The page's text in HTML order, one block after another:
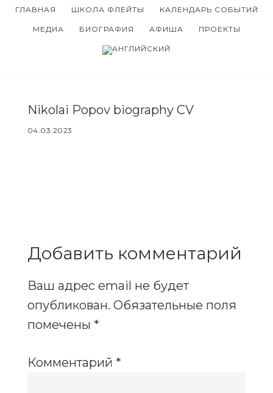
Skip
SkipГЛАВНАЯ ШКОЛА ФЛЕЙТЫ КАЛЕНДАРЬ СОБЫТИЙ
МЕДИА БИОГРАФИЯ АФИША ПРОЕКТЫ
Nikolai Popov biography CV
04.03.2023
Добавить комментарий
Ваш адрес email не будет
опубликован. Обязательные поля
помечены *
Комментарий *